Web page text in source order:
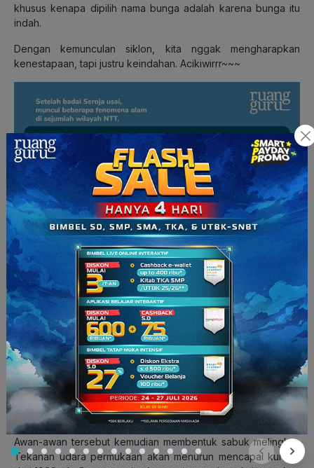
khusus kenapa dipilih nama bunga adalah karena bunga itu
indah.
Dengan kemunculan siklon, kita nggak mengharapkan
kenestapaan, tapi justru keindahan. Acikiwirrr~~~
Proses Terbentuknya Siklon Tropis
Seperti namanya, siklon tropis tumbuh di perairan sekitar
wilayah tropis yang memiliki suhu permukaan laut hangat.
Pada awal tahap pembentukannya, suhu permukaan laut
yang hangat akan menyebabkan sistem tekanan rendah di
wilayah tersebut. Akibatnya, terbentuklah kumpulan awan-
awan konvektif (awan Cumulonimbus).
Awan-awan tersebut kemudian membentuk sabuk melingkar.
Tekanan udara permukaan akan menurun mencapai kurang